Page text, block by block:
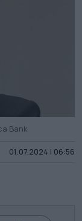
Bank
01.07.2024 | 06:56